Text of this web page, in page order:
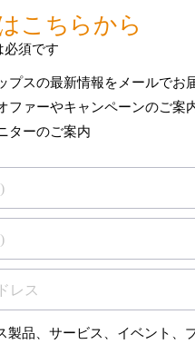
ポート
スに関する情報を